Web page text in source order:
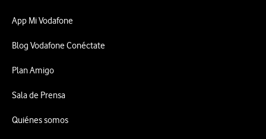
App Mi Vodafone
Blog Vodafone Conéctate
Plan Amigo
Sala de Prensa
Quiénes somos